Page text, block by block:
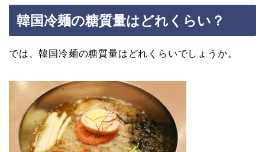
韓国冷麺の糖質量はどれくらい？
では、韓国冷麺の糖質量はどれくらいでしょうか。